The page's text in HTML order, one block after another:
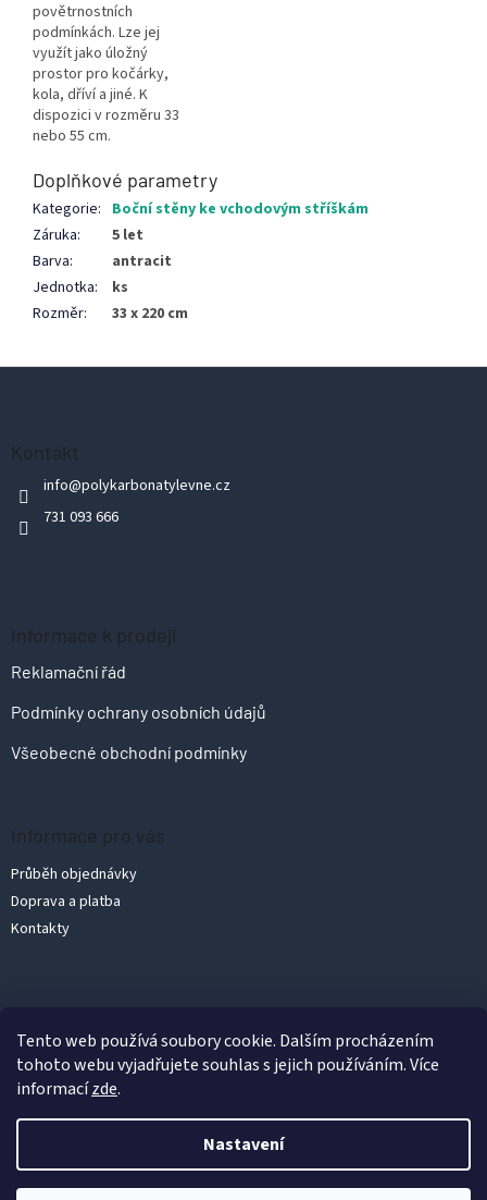
Tento web používá soubory cookie. Dalším procházením
tohoto webu vyjadřujete souhlas s jejich používáním. Více
informacízde.
Nastavení
povětrnostních
podmínkách. Lze jej
využít jako úložný
prostor pro kočárky,
kola, dříví a jiné. K
dispozici v rozměru 33
nebo 55 cm.
Doplňkové parametry
Kategorie: Boční stěny ke vchodovým stříškám
Záruka:
5 let
Barva:
antracit
Jednotka:
ks
Rozměr: 33 x 220 cm
Kontakt
info@polykarbonatylevne.cz
731 093 666
Informace k prodeji
Reklamační řád
Podmínky ochrany osobních údajů
Všeobecné obchodní podmínky
Informace pro vás
Průběh objednávky
Doprava a platba
Kontakty
Copyright 2026
Podle zákona o evidenci tržeb je prodávající povinen vystavit
kupujícímu účtenku. Zároveň je povinen zaevidovat přijatou tržbu